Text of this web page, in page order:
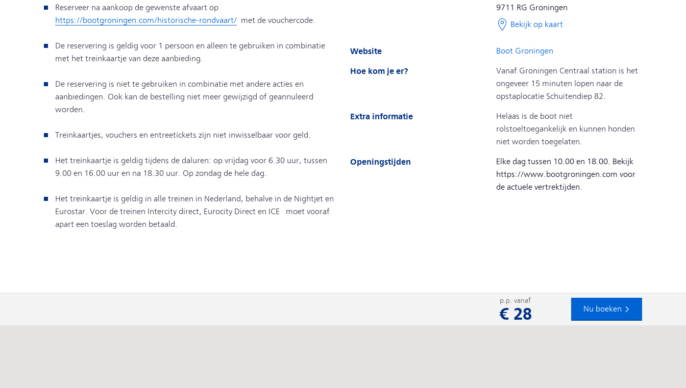
Reserveer na aankoop de gewenste afvaart op
https://bootgroningen.com/historische-rondvaart/ met de vouchercode.
De reservering is geldig voor 1 persoon en alleen te gebruiken in combinatie
met het treinkaartje van deze aanbieding.
De reservering is niet te gebruiken in combinatie met andere acties en
aanbiedingen. Ook kan de bestelling niet meer gewijzigd of geannuleerd
worden.
Treinkaartjes, vouchers en entreetickets zijn niet inwisselbaar voor geld.
Het treinkaartje is geldig tijdens de daluren: op vrijdag voor 6.30 uur, tussen
9.00 en 16.00 uur en na 18.30 uur. Op zondag de hele dag.
Het treinkaartje is geldig in alle treinen in Nederland, behalve in de Nightjet en
Eurostar. Voor de treinen Intercity direct, Eurocity Direct en ICE moet vooraf
apart een toeslag worden betaald.
9711 RG Groningen
Bekijk op kaart
Website Boot Groningen
Hoe kom je er?
Vanaf Groningen Centraal station is het
ongeveer 15 minuten lopen naar de
opstaplocatie Schuitendiep 82.
Extra informatie
Helaas is de boot niet
rolstoeltoegankelijk en kunnen honden
niet worden toegelaten.
Openingstijden
Elke dag tussen 10.00 en 18.00. Bekijk
https://www.bootgroningen.com voor
de actuele vertrektijden.
p.p. vanaf
€ 28 Nu boeken